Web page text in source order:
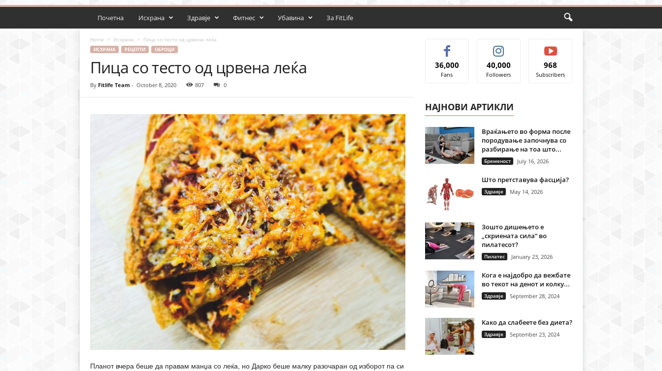
Почетна Исхрана Здравје Фитнес Убавина За FitLife
Home Исхрана Пица со тесто од црвена леќа
ИСХРАНА РЕЦЕПТИ ОБРОЦИ
Пица со тесто од црвена леќа
By Fitlife Team - October 8, 2020 807 0
Планот вчера беше да правам манџа со леќа, но Дарко беше малку разочаран од изборот па си
36,000
Fans
40,000
Followers
968
Subscribers
НАЈНОВИ АРТИКЛИ
Враќањето во форма после
породување започнува со
разбирање на тоа што...
Бременост July 16, 2026
Што претставува фасција?
Здравје May 14, 2026
Зошто дишењето е
„скриената сила“ во
пилатесот?
Пилатес January 23, 2026
Кога е најдобро да вежбате
во текот на денот и колку...
Здравје September 28, 2024
Како да слабеете без диета?
Здравје September 23, 2024